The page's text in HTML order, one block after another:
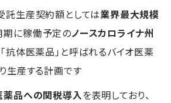
生産契約額としては業界最大規模
期に稼働予定のノースカロライナ州
「抗体医薬品」と呼ばれるバイオ医薬
生産する計画です
薬品への関税導入を表明しており、